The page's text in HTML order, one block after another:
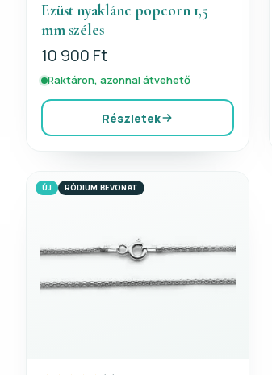
Ezüst nyaklánc popcorn 1,5
mm széles
10 900 Ft
Raktáron, azonnal átvehető
Részletek
ÚJ RÓDIUM BEVONAT